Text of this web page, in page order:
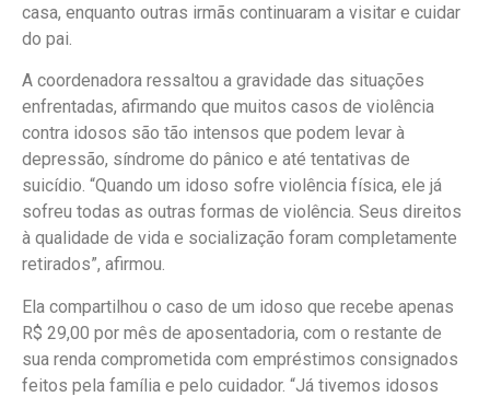
casa, enquanto outras irmãs continuaram a visitar e cuidar
do pai.
A coordenadora ressaltou a gravidade das situações
enfrentadas, afirmando que muitos casos de violência
contra idosos são tão intensos que podem levar à
depressão, síndrome do pânico e até tentativas de
suicídio. “Quando um idoso sofre violência física, ele já
sofreu todas as outras formas de violência. Seus direitos
à qualidade de vida e socialização foram completamente
retirados”, afirmou.
Ela compartilhou o caso de um idoso que recebe apenas
R$ 29,00 por mês de aposentadoria, com o restante de
sua renda comprometida com empréstimos consignados
feitos pela família e pelo cuidador. “Já tivemos idosos